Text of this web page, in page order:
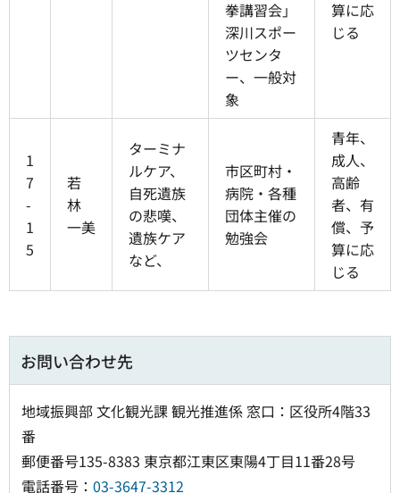
拳講習会」
深川スポー
ツセンタ
ー、一般対
象
算に応
じる
1
7
-
1
5
若
林
一美
ターミナ
ルケア、
自死遺族
の悲嘆、
遺族ケア
など、
市区町村・
病院・各種
団体主催の
勉強会
青年、
成人、
高齢
者、有
償、予
算に応
じる
お問い合わせ先
地域振興部 文化観光課 観光推進係 窓口：区役所4階33
番
郵便番号135-8383 東京都江東区東陽4丁目11番28号
電話番号： 03-3647-3312